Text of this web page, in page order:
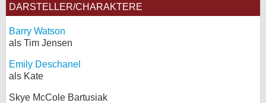
DARSTELLER/CHARAKTERE
Barry Watson
als Tim Jensen
Emily Deschanel
als Kate
Skye McCole Bartusiak